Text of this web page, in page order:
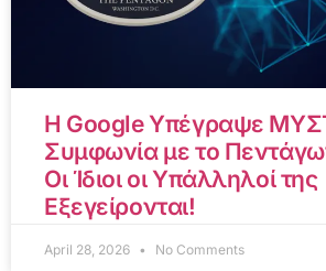
Η Google Υπέγραψε
Συμφωνία με το
Οι Ίδιοι οι Υπάλληλοί της
Εξεγείρονται!
April 28, 2026 No Comments